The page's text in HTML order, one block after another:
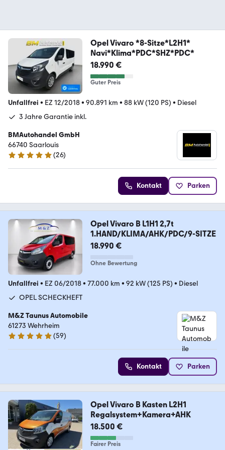
Opel Vivaro *8-Sitze*L2H1*
Navi*Klima*PDC*SHZ*PDC*
18.990 €
Guter Preis
Unfallfrei • EZ 12/2018• 90.891 km • 88 kW (120 PS) • Diesel
3 Jahre Garantie inkl.
BMAutohandel GmbH
66740 Saarlouis
4.9 Sterne
(26)
Kontakt Parken
Opel Vivaro B L1H1 2,7t
1.HAND/KLIMA/AHK/PDC/9-SITZE
18.990 €
Ohne Bewertung
Unfallfrei • EZ 06/2018• 77.000 km • 92 kW (125 PS) • Diesel
OPEL SCHECKHEFT
M&Z Taunus Automobile
61273 Wehrheim
4.8 Sterne
(59)
Kontakt Parken
Opel Vivaro B Kasten L2H1
Regalsystem+Kamera+AHK
18.500 €
Fairer Preis